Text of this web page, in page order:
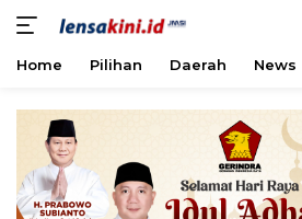
konten
Home Pilihan Daerah News